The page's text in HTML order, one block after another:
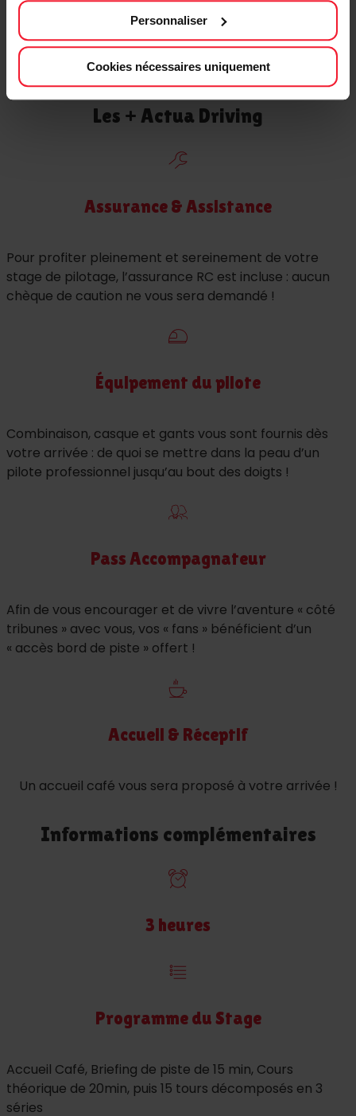
Personnaliser
Cookies nécessaires uniquement
Vous êtes parti pour 15 tours de piste et une demi-
Journée de pilotage, encadré par votre pilote
Les + Actua Driving
Assurance & Assistance
Pour profiter pleinement et sereinement de votre
stage de pilotage, l’assurance RC est incluse : aucun
chèque de caution ne vous sera demandé !
Équipement du pilote
Combinaison, casque et gants vous sont fournis dès
votre arrivée : de quoi se mettre dans la peau d’un
pilote professionnel jusqu’au bout des doigts !
Pass Accompagnateur
Afin de vous encourager et de vivre l’aventure « côté
tribunes » avec vous, vos « fans » bénéficient d’un
« accès bord de piste » offert !
Accueil & Réceptif
Un accueil café vous sera proposé à votre arrivée !
Informations complémentaires
3 heures
Programme du Stage
Accueil Café, Briefing de piste de 15 min, Cours
théorique de 20min, puis 15 tours décomposés en 3
séries